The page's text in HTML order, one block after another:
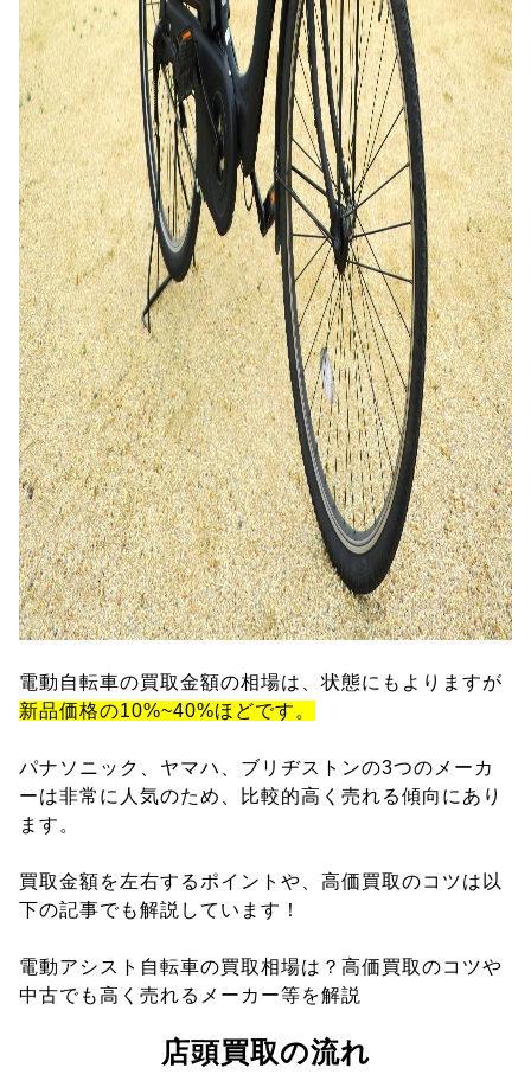
電動自転車の買取金額の相場は、状態にもよりますが
新品価格の10%~40%ほどです。
パナソニック、ヤマハ、ブリヂストンの3つのメーカ
ーは非常に人気のため、比較的高く売れる傾向にあり
ます。
買取金額を左右するポイントや、高価買取のコツは以
下の記事でも解説しています！
電動アシスト自転車の買取相場は？高価買取のコツや
中古でも高く売れるメーカー等を解説
店頭買取の流れ